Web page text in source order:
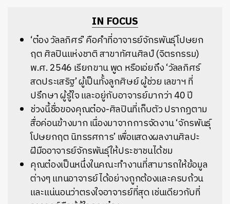
IN FOCUS
‘ต๋อง วัลลภิศร์’ คือคำที่อาจารย์จักรพันธุ์ โปษยก
ฤต ศิลปินแห่งชาติ สาขาทัศนศิลป์ (จิตรกรรม)
พ.ศ. 2546 เรียกขาน พูด หรือเอ่ยถึง ‘วัลลภิศร์
สดประเสริฐ’ ผู้เป็นทั้งลูกศิษย์ ผู้ช่วย เลขาฯ ที่
ปรึกษา ผู้รู้ใจ และอยู่กับอาจารย์มากว่า 40 ปี
ช่วงนี้ชื่อของคุณต๋อง-ศิลปินที่เก็บตัว ปรากฏตาม
สื่อค่อนข้างมาก เนื่องมาจากการจัดงาน ‘จักรพันธุ์
โปษยกฤต นิทรรศการ’ เพื่อแสดงผลงานศิลปะ
ฝีมืออาจารย์จักรพันธุ์ให้ประชาชนได้ชม
คุณต๋องเป็นหนึ่งในคณะทำงานที่สามารถให้ข้อมูล
ต่างๆ แทนอาจารย์ได้อย่างถูกต้องและครบถ้วน
และแน่นอนว่าตรงใจอาจารย์ที่สุด เช่นเดียวกับที่